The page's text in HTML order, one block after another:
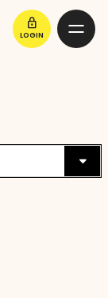
lock
LOGIN